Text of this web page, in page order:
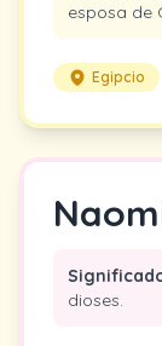
esposa de
Egipcio
dioses.